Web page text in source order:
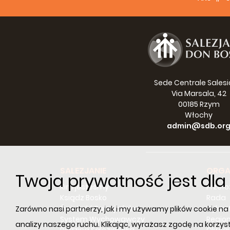
Twoja prywatność jest
Zarówno nasi partnerzy, jak i my używamy plików cookie
analizy naszego ruchu. Klikając, wyrażasz zgodę na
Sede Centrale
Via Marsala, 42
00185 Rzym
Włochy
admin@sdb.org
Kim jesteśmy
Świętość Salezjańska
System Wychowawczy
Regiony